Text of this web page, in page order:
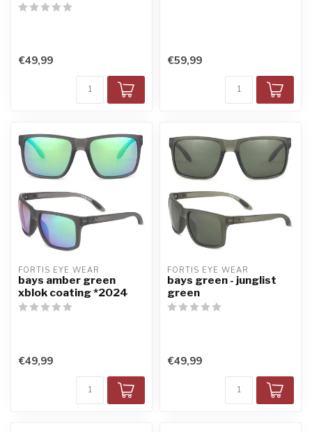
€49,99 €59,99
FORTIS EYE WEAR
bays amber green
xblok coating *2024
€49,99
FORTIS EYE WEAR
bays green - junglist
green
€49,99